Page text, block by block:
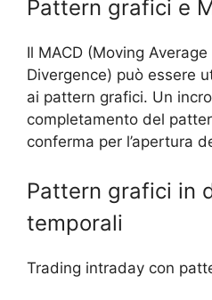
Pattern grafici e
Il MACD (Moving
Divergence) può essere
ai pattern grafici. Un
completamento del
conferma per l’apertura
Pattern grafici in
temporali
Trading intraday con